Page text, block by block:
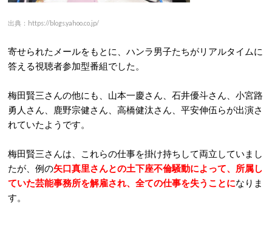
出典：https://blogs.yahoo.co.jp/
寄せられたメールをもとに、ハンラ男子たちがリアルタイムに
答える視聴者参加型番組でした。
梅田賢三さんの他にも、山本一慶さん、石井優斗さん、小宮路
勇人さん、鹿野宗健さん、高橋健汰さん、平安伸伍らが出演さ
れていたようです。
梅田賢三さんは、これらの仕事を掛け持ちして両立していまし
たが、例の矢口真里さんとの土下座不倫騒動によって、所属し
ていた芸能事務所を解雇され、全ての仕事を失うことになりま
す。